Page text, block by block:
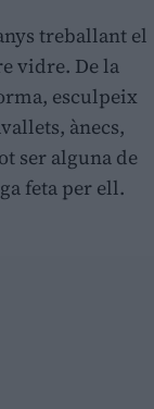
treballant el
vidre. De la
esculpeix
ànecs,
ser alguna de
feta per ell.